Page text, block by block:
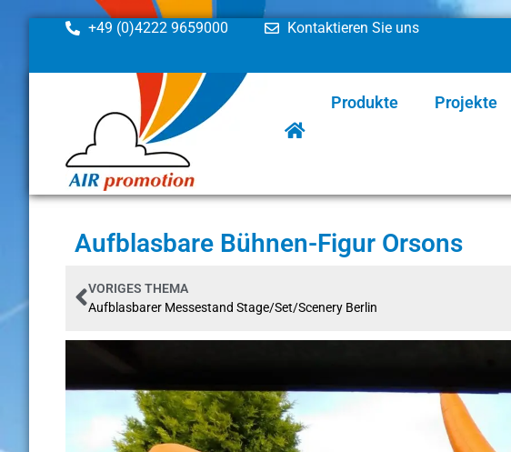
+49 (0)4222 9659000 Kontaktieren Sie uns
Produkte Projekte
Aufblasbare Bühnen-Figur Orsons
VORIGES THEMA
Aufblasbarer Messestand Stage/Set/Scenery Berlin